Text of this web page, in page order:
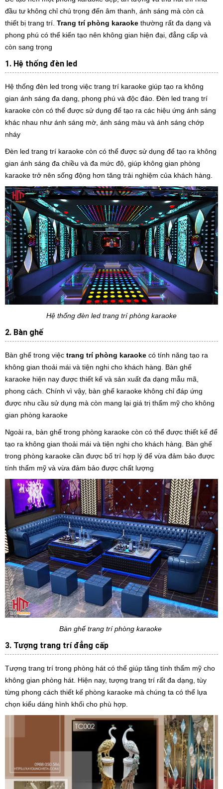
đầu tư không chỉ chú trọng đến âm thanh, ánh sáng mà còn cả
thiết bị trang trí. Trang trí phòng karaoke thường rất đa dạng và
phong phú có thể kiến tạo nên không gian hiện đại, đẳng cấp và
còn sang trọng
1. Hệ thống đèn led
Hệ thống đèn led trong việc trang trí karaoke giúp tạo ra không
gian ánh sáng đa dạng, phong phú và độc đáo. Đèn led trang trí
karaoke còn có thể được sử dụng để tạo ra các hiệu ứng ánh sáng
khác nhau như ánh sáng mờ, ánh sáng màu và ánh sáng chớp
nháy
Đèn led trang trí karaoke còn có thể được sử dụng để tạo ra không
gian ánh sáng đa chiều và đa mức độ, giúp không gian phòng
karaoke trở nên sống động hơn tăng trải nghiệm của khách hàng.
Hệ thống đèn led trang trí phòng karaoke
2. Bàn ghế
Bàn ghế trong việc trang trí phòng karaoke có tính năng tạo ra
không gian thoải mái và tiện nghi cho khách hàng. Bàn ghế
karaoke hiện nay được thiết kế và sản xuất đa dạng mẫu mã,
phong cách. Chính vì vậy, bàn ghế karaoke không chỉ đáp ứng
được nhu cầu sử dụng mà còn mang lại giá trị thẩm mỹ cho không
gian phòng karaoke
Ngoài ra, bàn ghế trong phòng karaoke còn có thể được thiết kế để
tạo ra không gian thoải mái và tiện nghi cho khách hàng. Bàn ghế
trong phòng karaoke cần được bố trí hợp lý để vừa đảm bảo được
tính thẩm mỹ và vừa đảm bảo được chất lượng
Bàn ghế trang trí phòng karaoke
3. Tượng trang trí đẳng cấp
Tượng trang trí trong phòng hát có thể giúp tăng tính thẩm mỹ cho
không gian phòng hát. Hiện nay, tượng trang trí rất đa dạng, tùy
từng phong cách thiết kế phòng karaoke mà chúng ta có thể lựa
chọn kiểu dáng hình khối cho phù hợp.